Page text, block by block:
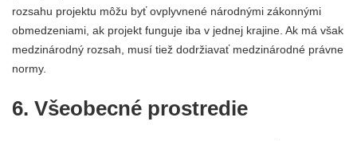
rozsahu projektu môžu byť ovplyvnené národnými zákonnými
obmedzeniami, ak projekt funguje iba v jednej krajine. Ak má však
medzinárodný rozsah, musí tiež dodržiavať medzinárodné právne
normy.
6. Všeobecné prostredie